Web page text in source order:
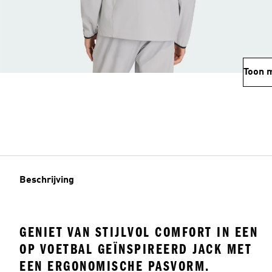
Toon
Beschrijving
GENIET VAN STIJLVOL COMFORT IN EEN
OP VOETBAL GEÏNSPIREERD JACK MET
EEN ERGONOMISCHE PASVORM.